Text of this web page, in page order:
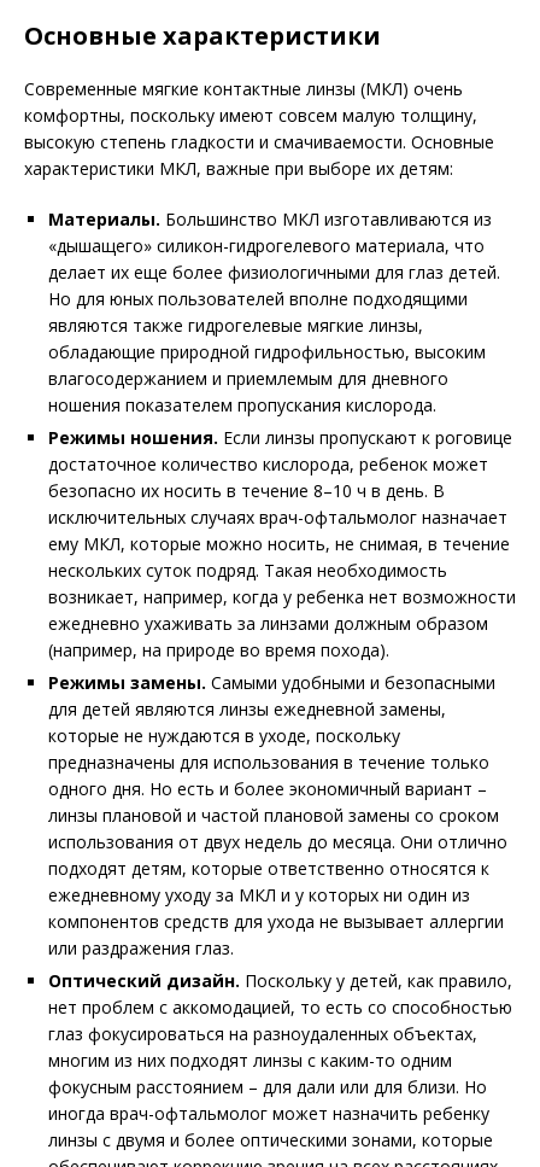
Основные характеристики
Современные мягкие контактные линзы (МКЛ) очень
комфортны, поскольку имеют совсем малую толщину,
высокую степень гладкости и смачиваемости. Основные
характеристики МКЛ, важные при выборе их детям:
Материалы. Большинство МКЛ изготавливаются из
«дышащего» силикон-гидрогелевого материала, что
делает их еще более физиологичными для глаз детей.
Но для юных пользователей вполне подходящими
являются также гидрогелевые мягкие линзы,
обладающие природной гидрофильностью, высоким
влагосодержанием и приемлемым для дневного
ношения показателем пропускания кислорода.
Режимы ношения. Если линзы пропускают к роговице
достаточное количество кислорода, ребенок может
безопасно их носить в течение 8–10 ч в день. В
исключительных случаях врач-офтальмолог назначает
ему МКЛ, которые можно носить, не снимая, в течение
нескольких суток подряд. Такая необходимость
возникает, например, когда у ребенка нет возможности
ежедневно ухаживать за линзами должным образом
(например, на природе во время похода).
Режимы замены. Самыми удобными и безопасными
для детей являются линзы ежедневной замены,
которые не нуждаются в уходе, поскольку
предназначены для использования в течение только
одного дня. Но есть и более экономичный вариант –
линзы плановой и частой плановой замены со сроком
использования от двух недель до месяца. Они отлично
подходят детям, которые ответственно относятся к
ежедневному уходу за МКЛ и у которых ни один из
компонентов средств для ухода не вызывает аллергии
или раздражения глаз.
Оптический дизайн. Поскольку у детей, как правило,
нет проблем с аккомодацией, то есть со способностью
глаз фокусироваться на разноудаленных объектах,
многим из них подходят линзы с каким-то одним
фокусным расстоянием – для дали или для близи. Но
иногда врач-офтальмолог может назначить ребенку
линзы с двумя и более оптическими зонами, которые